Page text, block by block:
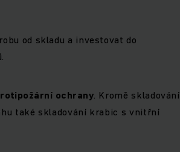
od skladu a investovat do
ochrany. Kromě skladování
také skladování krabic s vnitřní